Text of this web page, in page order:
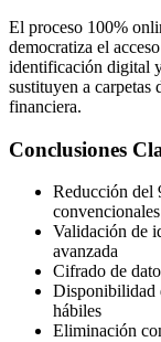
El proceso 100%
democratiza el
identificación digital
sustituyen a
financiera.
Conclusiones
Reducción del
convencionales
Validación de
avanzada
Cifrado de
Disponibilidad
hábiles
Eliminación